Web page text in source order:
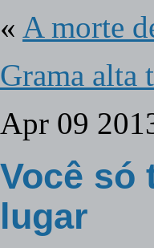
« A morte
Grama alta
Apr 09
Você só
lugar